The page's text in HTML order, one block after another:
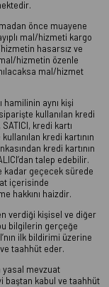
önce muayene
mal/hizmeti kargo
hasarsız ve
hizmetin özenle
mal/hizmet
hamilinin aynı kişi
kullanılan kredi
kredi kartı
kredi kartının
kredi kartının
talep edebilir.
kadar geçecek sürede
içerisinde
hakkını haizdir.
verdiği kişisel ve diğer
bilgilerin gerçeğe
ilk bildirimi üzerine
taahhüt eder.
yasal mevzuat
baştan kabul ve taahhüt